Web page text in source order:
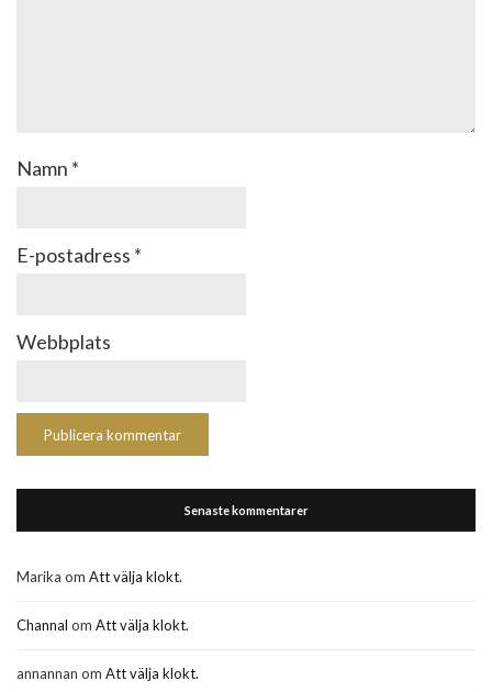
Namn *
E-postadress *
Webbplats
Senaste kommentarer
Marika om Att välja klokt.
Channal om Att välja klokt.
annannan om Att välja klokt.